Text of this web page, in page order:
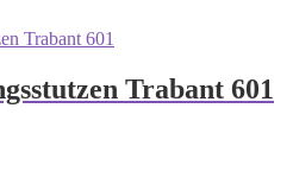
Trabant 601